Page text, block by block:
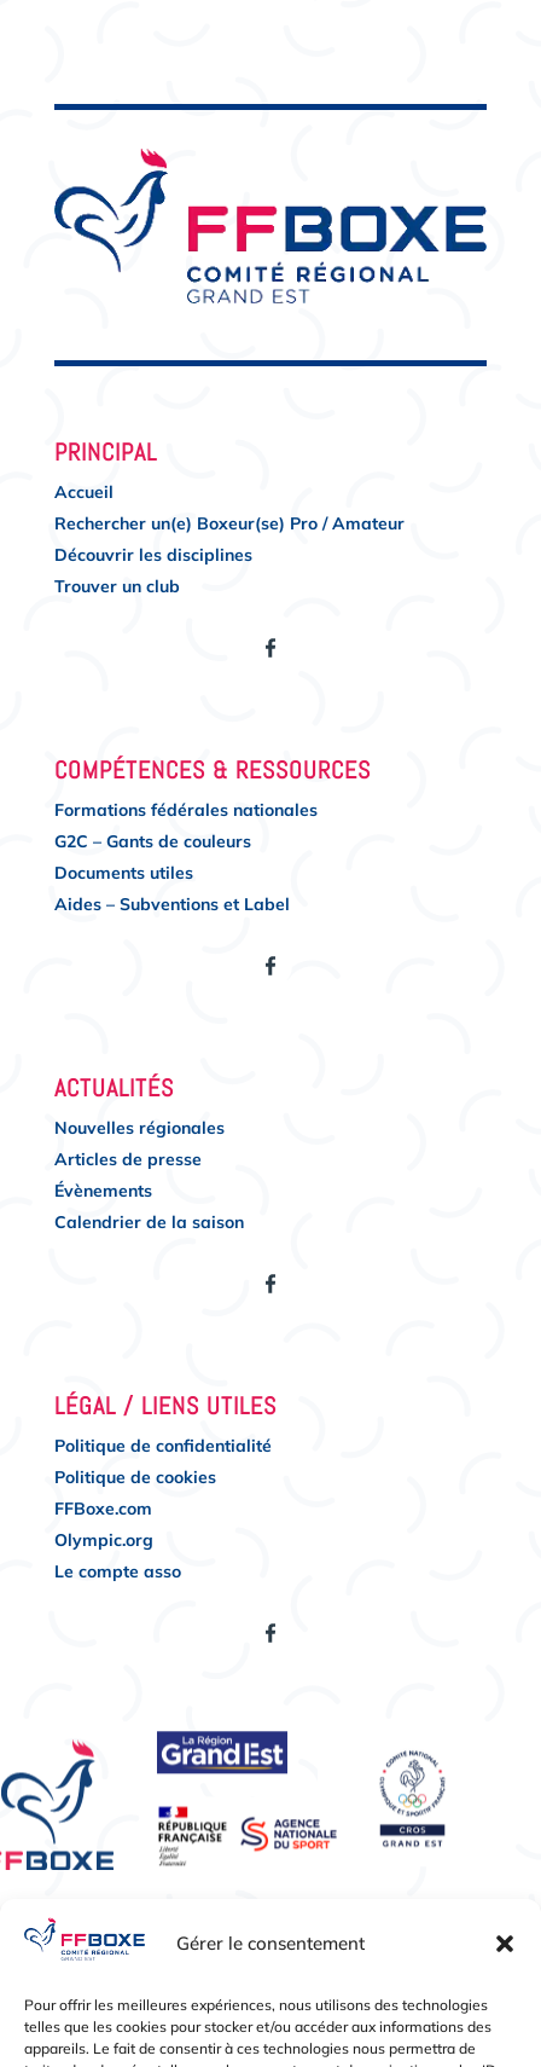
Gérer le consentement
Pour offrir les meilleures expériences, nous utilisons des technologies
telles que les cookies pour stocker et/ou accéder aux informations des
appareils. Le fait de consentir à ces technologies nous permettra de
PRINCIPAL
Accueil
Rechercher un(e) Boxeur(se) Pro / Amateur
Découvrir les disciplines
Trouver un club
COMPÉTENCES & RESSOURCES
Formations fédérales nationales
G2C – Gants de couleurs
Documents utiles
Aides – Subventions et Label
ACTUALITÉS
Nouvelles régionales
Articles de presse
Évènements
Calendrier de la saison
LÉGAL / LIENS UTILES
Politique de confidentialité
Politique de cookies
FFBoxe.com
Olympic.org
Le compte asso
Vidéos Pexels – Sauf mention contraire –
Tous droits réservés © 2026 CRGE Boxe